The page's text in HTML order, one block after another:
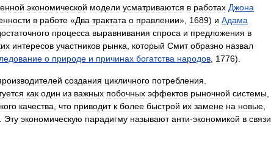
экономической модели усматриваются в работах Джона
в работе «Два трактата о правлении», 1689) и Адама
процесса выравнивания спроса и предложения в
интересов участников рынка который Смит образно назвал
о природе и причинах богатства народов 1776).
создания цикличного потребления
как один из важных побочных эффектов рыночной системы
качества что приводит к более быстрой их замене на новые
Эту экономическую парадигму называют анти-экономикой в связи